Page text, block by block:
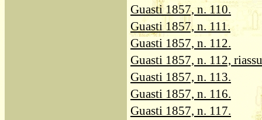
Guasti 1857, n. 110.
Guasti 1857, n. 111.
Guasti 1857, n. 112.
Guasti 1857, n. 112,
Guasti 1857, n. 113.
Guasti 1857, n. 116.
Guasti 1857, n. 117.